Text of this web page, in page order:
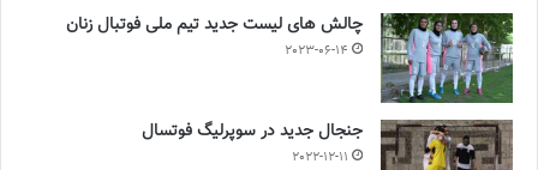
چالش هاى ليست جدید تيم ملى فوتبال زنان
2023-06-14
جنجال جدید در سوپرلیگ فوتسال
2022-12-11